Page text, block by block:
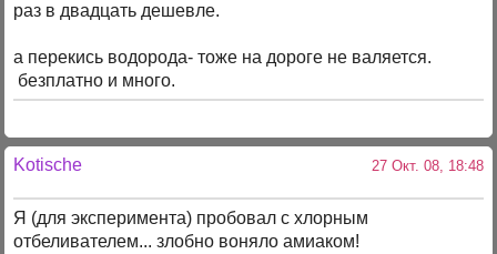
раз в двадцать дешевле.
а перекись водорода- тоже на дороге не валяется.
безплатно и много.
Kotische 27 Окт. 08, 18:48
Я (для эксперимента) пробовал с хлорным
отбеливателем... злобно воняло амиаком!